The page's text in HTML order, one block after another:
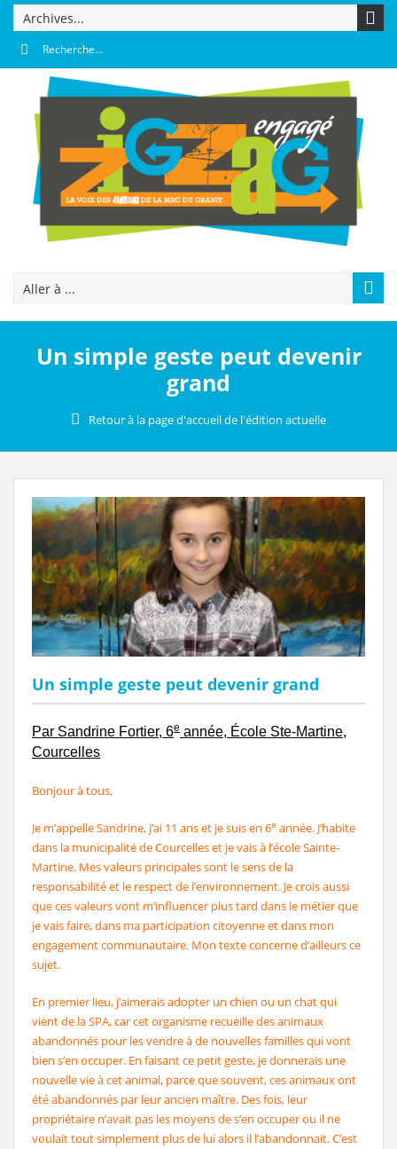
Archives...
Aller à ...
Un simple geste peut devenir
grand
Retour à la page d'accueil de l'édition actuelle
Un simple geste peut devenir grand
Par Sandrine Fortier, 6e année, École Ste-Martine,
Courcelles
Bonjour à tous,
Je m’appelle Sandrine, j’ai 11 ans et je suis en 6e année. J’habite
dans la municipalité de Courcelles et je vais à l’école Sainte-
Martine. Mes valeurs principales sont le sens de la
responsabilité et le respect de l’environnement. Je crois aussi
que ces valeurs vont m’influencer plus tard dans le métier que
je vais faire, dans ma participation citoyenne et dans mon
engagement communautaire. Mon texte concerne d’ailleurs ce
sujet.
En premier lieu, j’aimerais adopter un chien ou un chat qui
vient de la SPA, car cet organisme recueille des animaux
abandonnés pour les vendre à de nouvelles familles qui vont
bien s’en occuper. En faisant ce petit geste, je donnerais une
nouvelle vie à cet animal, parce que souvent, ces animaux ont
été abandonnés par leur ancien maître. Des fois, leur
propriétaire n’avait pas les moyens de s’en occuper ou il ne
voulait tout simplement plus de lui alors il l’abandonnait. C’est